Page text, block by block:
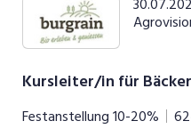
Deine Aufgaben: Service und Beratung unserer Kundschaft
im Restaurant Bedienung des Kassensystems Zubereitung
von Kaffees und anderen
unserer Vorgaben
Kursleiter/in für
Festanstellung10-20%